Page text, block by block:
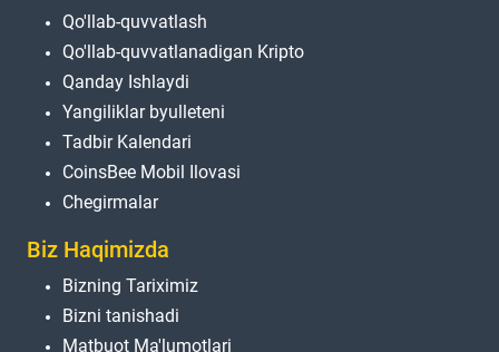
Qo'llab-quvvatlash
Qo'llab-quvvatlanadigan Kripto
Qanday Ishlaydi
Yangiliklar byulleteni
Tadbir Kalendari
CoinsBee Mobil Ilovasi
Chegirmalar
Biz Haqimizda
Bizning Tariximiz
Bizni tanishadi
Matbuot Ma'lumotlari